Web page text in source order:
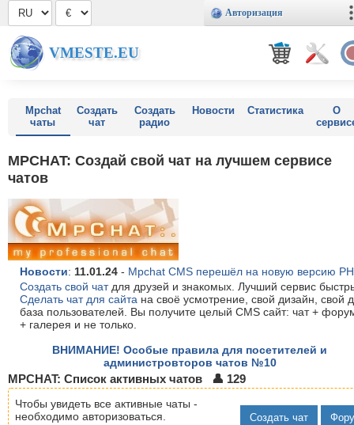
Авторизация
VMESTE.EU
Mpchat
чаты
Создать
чат
Создать
радио
Новости Статистика
О
MPCHAT: Создай свой чат на лучшем сервисе
чатов
Новости: 11.01.24 - Mpchat CMS перешёл на новую версию
Создать свой чатдля друзей и знакомых. Лучший сервис
Сделать чат для сайта на своё усмотрение, свой дизайн, свой
база пользователей. Вы получите целый CMS сайт: чат +
+ галерея и не только.
ВНИМАНИЕ! Особые правила для посетителей и
администровторов чатов №10
MPCHAT: Список активных чатов 👤 129
Создать чат
Чтобы увидеть все активные чаты -
необходимо авторизоваться.